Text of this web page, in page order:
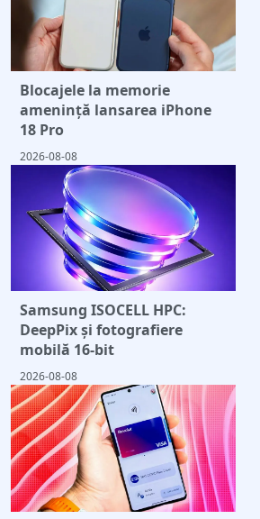
Blocajele la memorie
amenință lansarea iPhone
18 Pro
2026-08-08
Samsung ISOCELL HPC:
DeepPix și fotografiere
mobilă 16-bit
2026-08-08